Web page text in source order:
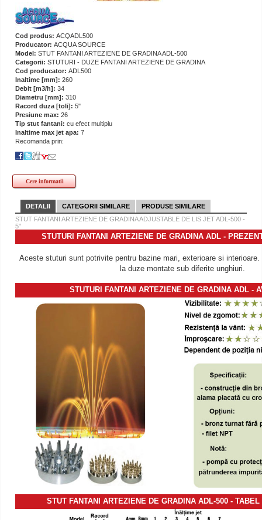
Cod produs: ACQADL500
Producator: ACQUA SOURCE
Model: STUT FANTANI ARTEZIENE DE GRADINA ADL-500
Categorii: STUTURI - DUZE FANTANI ARTEZIENE DE GRADINA
Cod producator: ADL500
Inaltime [mm]: 260
Debit [m3/h]: 34
Diametru [mm]: 310
Racord duza [toli]: 5"
Presiune max: 26
Tip stut fantani: cu efect multiplu
Inaltime max jet apa: 7
Recomanda prin:
Cere informatii
DETALII CATEGORII SIMILARE
PRODUSE SIMILARE
STUT FANTANI ARTEZIENE DE GRADINA ADJUSTABLE DE LIS JET ADL-500 -
5"
STUTURI FANTANI ARTEZIENE DE GRADINA ADL -
Aceste stuturi sunt potrivite pentru bazine mari, exterioare si
la duze montate sub diferite unghiuri.
STUTURI FANTANI ARTEZIENE DE GRADINA ADL -
STUT FANTANI ARTEZIENE DE GRADINA ADL-500 -